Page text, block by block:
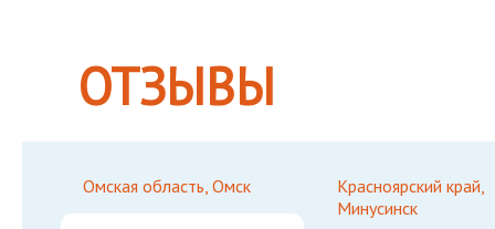
ОТЗЫВЫ
Омская область, Омск
Красноярский край,
Минусинск